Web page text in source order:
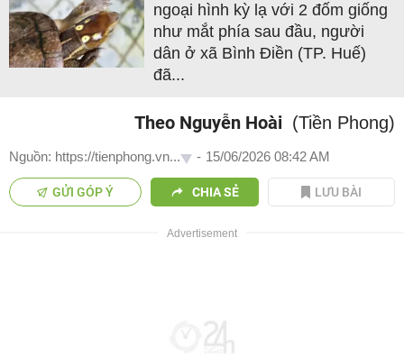
ngoại hình kỳ lạ với 2 đốm giống
như mắt phía sau đầu, người
dân ở xã Bình Điền (TP. Huế)
đã...
Theo Nguyễn Hoài (Tiền Phong)
Nguồn: https://tienphong.vn... - 15/06/2026 08:42 AM
GỬI GÓP Ý CHIA SẺ LƯU BÀI